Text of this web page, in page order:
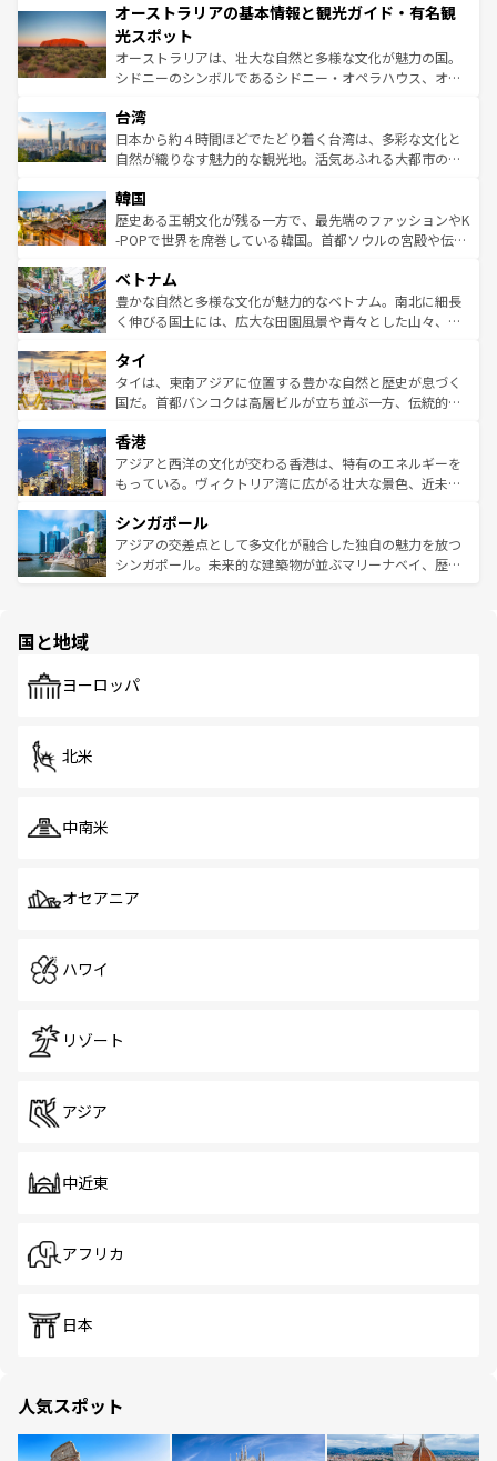
部のニューオーリンズでは、音楽と美食が融合した独特の
文化が魅力。旅行者はアメリカの各地域で異なる魅力を楽
しみながら、その多様性と豊かな歴史を感じることができ
るだろう。車でのロードトリップや列車の旅も、アメリカ
情報は
ワイ島は見逃せない。また、定番の観光地といえばオアフ
島だが、静かな自然を求めるならマウイ島やカウアイ島が
おすすめ。エメラルドグリーンに輝く海をはじめ、豊かな
文化や歴史が息づいている。「アロハスピリット」と呼ば
人々、おいしいローカルフードやハワイアンミュージッ
ク、伝統的なフラダンスなど、すべてがハワイの魅力を彩
っている。訪れるたびに新しい発見と感動が待っているハ
はコンテンツ一覧
オーストラリアの基本情報と観光ガイド・有名観
光スポット
オーストラリアは、壮大な自然と多様な文化が魅力の国。
シドニーのシンボルであるシドニー・オペラハウス、オー
リアリーフや大陸中央部にそびえるウルル（エアーズロッ
ク）、タスマニアの美しい原生林やケアンズの熱帯雨林な
ど、見どころがたくさん。また、カフェやワイン、オージ
いる。アクティビティも充実しており、サーフィンやダイ
ビング、ハイキングなど、アウトドア好きにはたまらな
い。オーストラリアの多彩な魅力を存分に味わいつくそ
参照してほしい。
台湾
日本から約４時間ほどでたどり着く台湾は、多彩な文化と
自然が織りなす魅力的な観光地。活気あふれる大都市の台
ン）、静ひつな山岳地帯である台湾東部など、都市の喧騒
と山間の静けさが共存しており、訪れる人に新しい発見と
驚きをもたらしてくれる。また、奥深い台湾の食文化も魅
容にもいいと評判のスイーツなど、バラエティ豊かな料理
が味わえる。 なお、新着の台湾情報は コンテンツ一覧を参
照してほしい。
韓国
歴史ある王朝文化が残る一方で、最先端のファッションやK
-POPで世界を席巻している韓国。首都ソウルの宮殿や伝統
き、地方に足を延ばせば四季折々の自然美を楽しむことが
できる。そして、キムチや焼肉、絶品のストリートフード
まで、さまざまな韓国料理が待っている。夜には、韓国な
リティに包まれながら、韓国の多彩な魅力を心ゆくまで味
わってみてほしい。 なお、新着の韓国情報はコンテンツ一
覧を参照してほしい。
ベトナム
豊かな自然と多様な文化が魅力的なベトナム。南北に細長
く伸びる国土には、広大な田園風景や青々とした山々、世
急速な発展と共に伝統が息づく。ハノイの古い町並みやホ
ーチミン市のフランス統治時代の建物も、独特の雰囲気を
醸し出している。また、バラエティの豊かさとおいしさで
とつ。フォーやバインミー、ベトナムコーヒーなどは、ぜ
ひ現地で味わいたい。どの地域を訪れてもあたたかい人々
が旅行者を迎えてくれるので、きっと忘れられない旅にな
参照してほしい。
タイ
タイは、東南アジアに位置する豊かな自然と歴史が息づく
国だ。首都バンコクは高層ビルが立ち並ぶ一方、伝統的な
の活気が交差している。北部ではチェンマイなどの山岳地
帯で自然と触れ合い、南部ではプーケットやクラビの美し
いビーチでリゾート気分を楽しむことができる。タイ料理
激する。気候は一年中温暖で、どの季節にも異なる楽しみ
が待っている。親しみやすいタイの人々、仏教を中心とし
た文化、そして多様な観光資源が、訪れる旅人を魅了し続
香港
アジアと西洋の文化が交わる香港は、特有のエネルギーを
もっている。ヴィクトリア湾に広がる壮大な景色、近未来
み、どこを訪れても感動するはず。観光スポットが密集し
ており、効率よく見どころを回れるのも魅力。息をのむよ
うな絶景から文化的な体験まで、香港を存分に楽しみ尽く
シンガポール
アジアの交差点として多文化が融合した独自の魅力を放つ
シンガポール。未来的な建築物が並ぶマリーナベイ、歴史
で、ホーカーズは地元の風情を楽しめる外せないスポット
国と地域
ヨーロッパ
北米
中南米
オセアニア
ハワイ
リゾート
アジア
中近東
アフリカ
日本
人気スポット